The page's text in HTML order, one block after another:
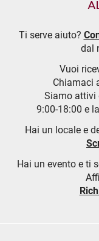
Ti serve aiuto?
dal
Vuoi
Chiamaci
Siamo attivi
9:00-18:00 e
Hai un locale e
Hai un evento e ti